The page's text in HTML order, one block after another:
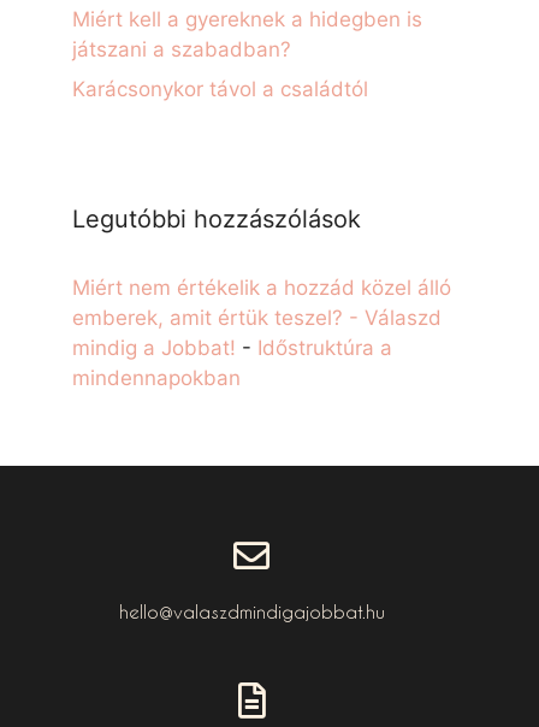
Miért kell a gyereknek a hidegben is
játszani a szabadban?
Karácsonykor távol a családtól
Legutóbbi hozzászólások
Miért nem értékelik a hozzád közel álló
emberek, amit értük teszel? - Válaszd
mindig a Jobbat! - Időstruktúra a
mindennapokban
hello@valaszdmindigajobbat.hu